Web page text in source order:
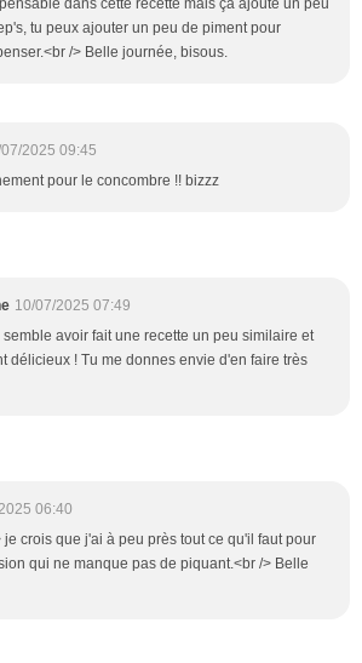
tu peux ajouter un peu de piment pour
/> Belle journée, bisous.
2025 09:45
pour le concombre !! bizzz
10/07/2025 07:49
avoir fait une recette un peu similaire et
délicieux ! Tu me donnes envie d'en faire très
06:40
je crois que j'ai à peu près tout ce qu'il faut pour
qui ne manque pas de piquant.<br /> Belle